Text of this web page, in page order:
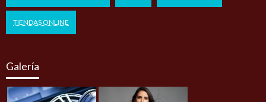
TIENDAS ONLINE
Galería